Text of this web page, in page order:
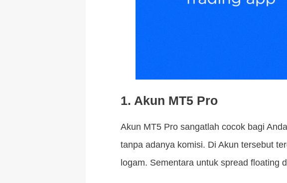
1. Akun MT5 Pro
Akun MT5 Pro sangatlah cocok bagi
tanpa adanya komisi. Di Akun tersebut
logam. Sementara untuk spread floating